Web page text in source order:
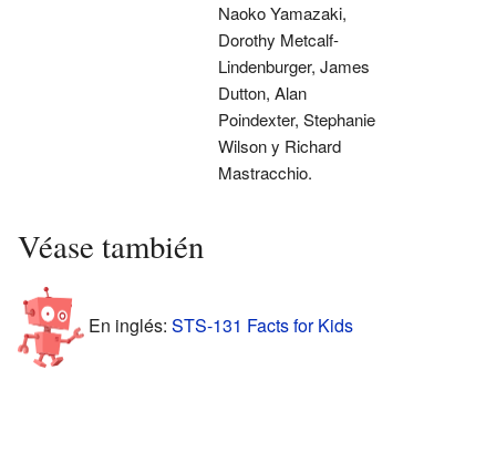
Naoko Yamazaki,
Dorothy Metcalf-
Lindenburger, James
Dutton, Alan
Poindexter, Stephanie
Wilson y Richard
Mastracchio.
Véase también
En inglés: STS-131 Facts for Kids